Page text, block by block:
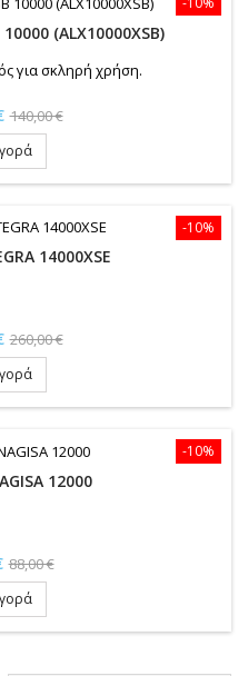
10000 (ALX10000XSB)
για σκληρή χρήση.
Κανονική
τιμή
140,00 €
-10%
14000XSE
Κανονική
τιμή
260,00 €
-10%
12000
Κανονική
τιμή
88,00 €